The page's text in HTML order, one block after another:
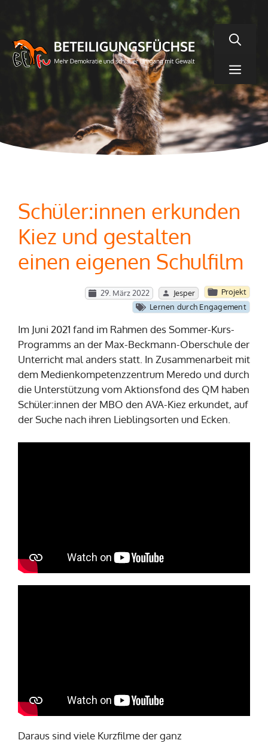
springen
Schüler:innen erkunden
Kiez und gestalten
einen eigenen Schulfilm
29. März 2022 Jesper
Projekt
Lernen durch Engagement
Im Juni 2021 fand im Rahmen des Sommer-Kurs-
Programms an der Max-Beckmann-Oberschule der
Unterricht mal anders statt. In Zusammenarbeit mit
dem Medienkompetenzzentrum Meredo und durch
die Unterstützung vom Aktionsfond des QM haben
Schüler:innen der MBO den AVA-Kiez erkundet, auf
der Suche nach ihren Lieblingsorten und Ecken.
Daraus sind viele Kurzfilme der ganz